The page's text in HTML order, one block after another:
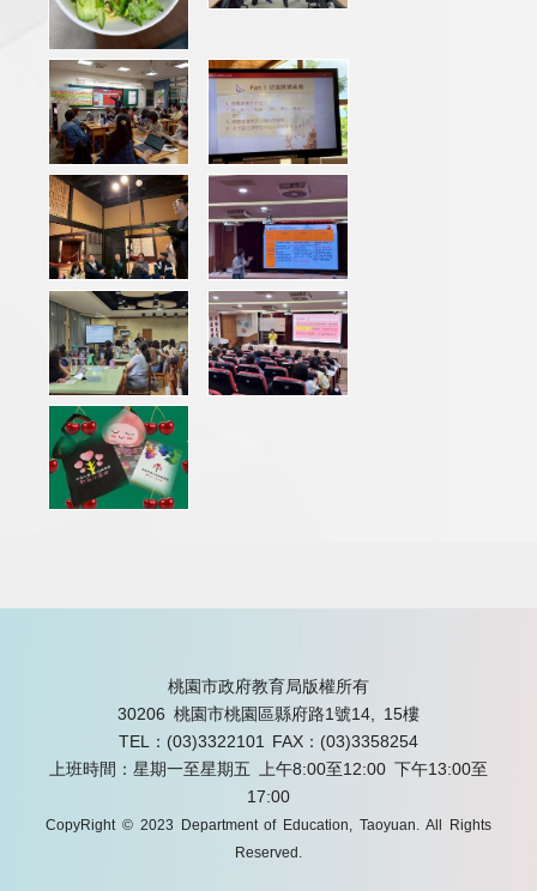
桃園市政府教育局版權所有
30206 桃園市桃園區縣府路1號14, 15樓
TEL：(03)3322101
FAX：(03)3358254
上班時間：星期一至星期五 上午8:00至12:00 下午13:00至
17:00
CopyRight © 2023 Department of Education, Taoyuan. All Rights
Reserved.